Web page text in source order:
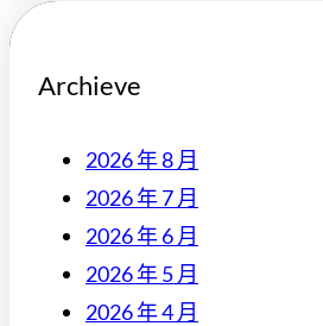
Archieve
2026 年 8 月
2026 年 7 月
2026 年 6 月
2026 年 5 月
2026 年 4 月